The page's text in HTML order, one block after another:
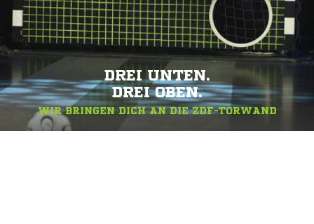
DREI UNTEN.
DREI OBEN.
WIR BRINGEN DICH AN DIE ZDF-TORWAND